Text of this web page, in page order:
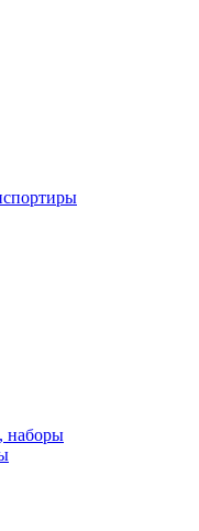
наборы